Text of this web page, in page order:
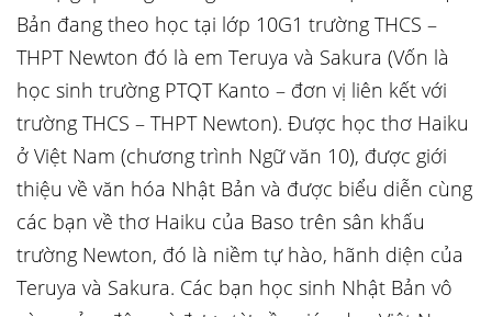
Bản đang theo học tại lớp 10G1 trường THCS –
THPT Newton đó là em Teruya và Sakura (Vốn là
học sinh trường PTQT Kanto – đơn vị liên kết với
trường THCS – THPT Newton). Được học thơ Haiku
ở Việt Nam (chương trình Ngữ văn 10), được giới
thiệu về văn hóa Nhật Bản và được biểu diễn cùng
các bạn về thơ Haiku của Baso trên sân khấu
trường Newton, đó là niềm tự hào, hãnh diện của
Teruya và Sakura. Các bạn học sinh Nhật Bản vô